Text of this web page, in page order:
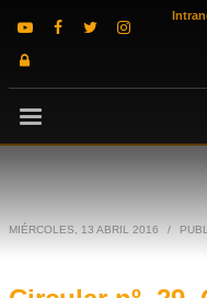
MIÉRCOLES, 13 ABRIL 2016 /